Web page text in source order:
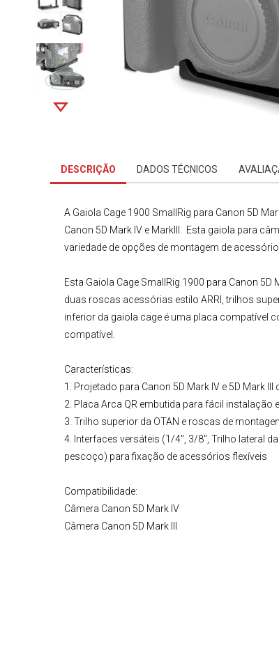
DESCRIÇÃO DADOS TÉCNICOS
A Gaiola Cage 1900 SmallRig para Canon 5D
Canon 5D Mark IV e MarkIII . Esta gaiola para
variedade de opções de montagem de
Esta Gaiola Cage SmallRig 1900 para Canon 5D
duas roscas acessórias estilo ARRI, trilhos
inferior da gaiola cage é uma placa compatível
compatível.
Características:
1. Projetado para Canon 5D Mark IV e 5D Mark
2. Placa Arca QR embutida para fácil instalação
3. Trilho superior da OTAN e roscas de
4. Interfaces versáteis (1/4", 3/8", Trilho lateral
pescoço) para fixação de acessórios flexíveis
Compatibilidade:
Câmera Canon 5D Mark IV
Câmera Canon 5D Mark III